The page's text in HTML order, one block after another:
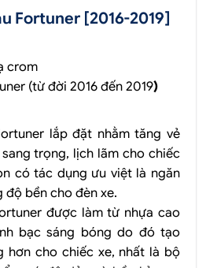
Fortuner [2016-2019]
crom
(từ đời 2016 đến 2019)
lắp đặt nhằm tăng vẻ
trọng, lịch lãm cho chiếc
có tác dụng ưu việt là ngăn
độ bền cho đèn xe.
được làm từ nhựa cao
bạc sáng bóng do đó tạo
hơn cho chiếc xe, nhất là bộ